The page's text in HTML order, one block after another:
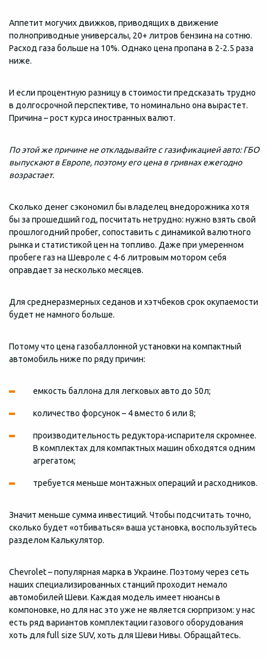
Аппетит могучих движков, приводящих в движение
полноприводные универсалы, 20+ литров бензина на сотню.
Расход газа больше на 10%. Однако цена пропана в 2-2.5 раза
ниже.
И если процентную разницу в стоимости предсказать трудно
в долгосрочной перспективе, то номинально она вырастет.
Причина – рост курса иностранных валют.
По этой же причине не откладывайте с газификацией авто: ГБО
выпускают в Европе, поэтому его цена в гривнах ежегодно
возрастает.
Сколько денег сэкономил бы владелец внедорожника хотя
бы за прошедший год, посчитать нетрудно: нужно взять свой
прошлогодний пробег, сопоставить с динамикой валютного
рынка и статистикой цен на топливо. Даже при умеренном
пробеге газ на Шевроле с 4-6 литровым мотором себя
оправдает за несколько месяцев.
Для среднеразмерных седанов и хэтчбеков срок окупаемости
будет не намного больше.
Потому что цена газобаллонной установки на компактный
автомобиль ниже по ряду причин:
емкость баллона для легковых авто до 50л;
количество форсунок – 4 вместо 6 или 8;
производительность редуктора-испарителя скромнее.
В комплектах для компактных машин обходятся одним
агрегатом;
требуется меньше монтажных операций и расходников.
Значит меньше сумма инвестиций. Чтобы подсчитать точно,
сколько будет «отбиваться» ваша установка, воспользуйтесь
разделом Калькулятор.
Chevrolet – популярная марка в Украине. Поэтому через сеть
наших специализированных станций проходит немало
автомобилей Шеви. Каждая модель имеет нюансы в
компоновке, но для нас это уже не является сюрпризом: у нас
есть ряд вариантов комплектации газового оборудования
хоть для full size SUV, хоть для Шеви Нивы. Обращайтесь.